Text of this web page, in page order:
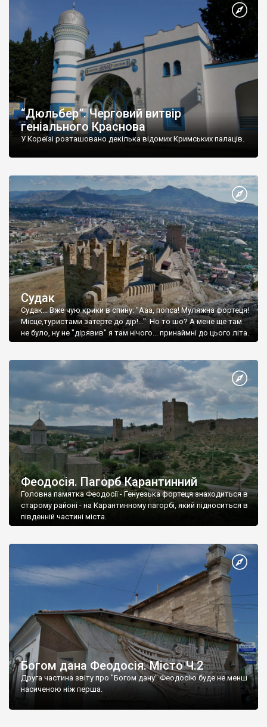
“Дюльбер”. Черговий витвір
геніального Краснова
У Кореїзі розташовано декілька відомих Кримських палаців.
Судак
Судак... Вже чую крики в спину: "Ааа, попса! Муляжна фортеця!
Місце,туристами затерте до дір!..." Но то шо? А мене ще там
не було, ну не "дірявив" я там нічого... принаймні до цього літа.
Феодосія. Пагорб Карантинний
Головна памятка Феодосії - Генуезька фортеця знаходиться в
старому районі - на Карантинному пагорбі, який підноситься в
південній частині міста.
Богом дана Феодосія. Місто Ч.2
Друга частина звіту про "Богом дану" Феодосію буде не менш
насиченою ніж перша.